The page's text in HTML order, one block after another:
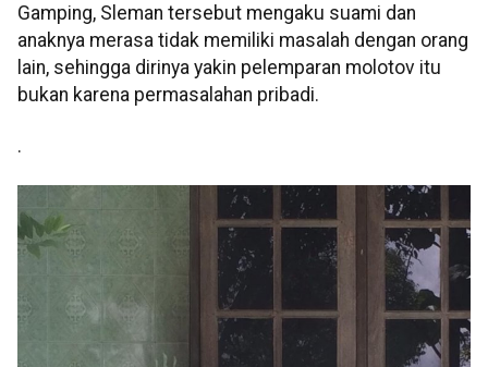
Gamping, Sleman tersebut mengaku suami dan
anaknya merasa tidak memiliki masalah dengan orang
lain, sehingga dirinya yakin pelemparan molotov itu
bukan karena permasalahan pribadi.
.